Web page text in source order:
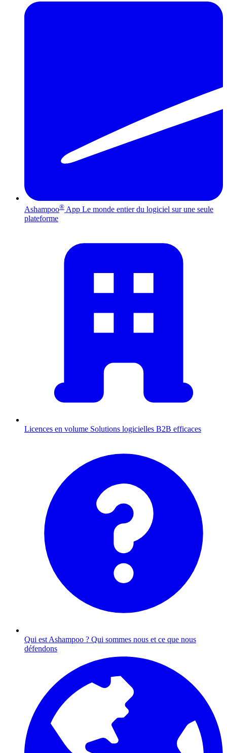
Ashampoo® App Le monde entier du logiciel sur une seule
plateforme
Licences en volume Solutions logicielles B2B efficaces
Qui est Ashampoo ? Qui sommes nous et ce que nous
défendons